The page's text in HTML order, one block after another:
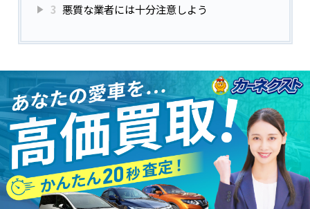
3 悪質な業者には十分注意しよう